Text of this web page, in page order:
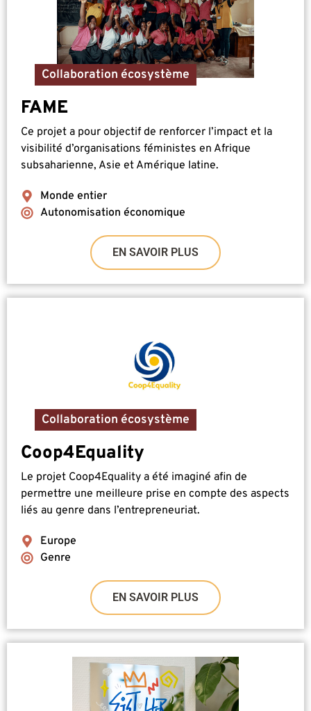
Collaboration écosystème
FAME
Ce projet a pour objectif de renforcer l’impact et la
visibilité d’organisations féministes en Afrique
subsaharienne, Asie et Amérique latine.
Monde entier
Autonomisation économique
EN SAVOIR PLUS
Collaboration écosystème
Coop4Equality
Le projet Coop4Equality a été imaginé afin de
permettre une meilleure prise en compte des aspects
liés au genre dans l’entrepreneuriat.
Europe
Genre
EN SAVOIR PLUS